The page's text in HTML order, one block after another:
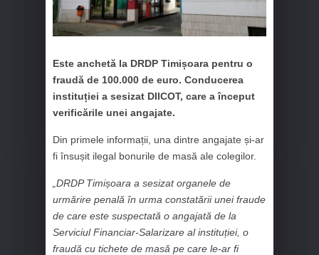
Este anchetă la DRDP Timișoara pentru o
fraudă de 100.000 de euro. Conducerea
instituției a sesizat DIICOT, care a început
verificările unei angajate.
Din primele informații, una dintre angajate și-ar
fi însușit ilegal bonurile de masă ale colegilor.
„DRDP Timișoara a sesizat organele de
urmărire penală în urma constatării unei fraude
de care este suspectată o angajată de la
Serviciul Financiar-Salarizare al instituției, o
fraudă cu tichete de masă pe care le-ar fi